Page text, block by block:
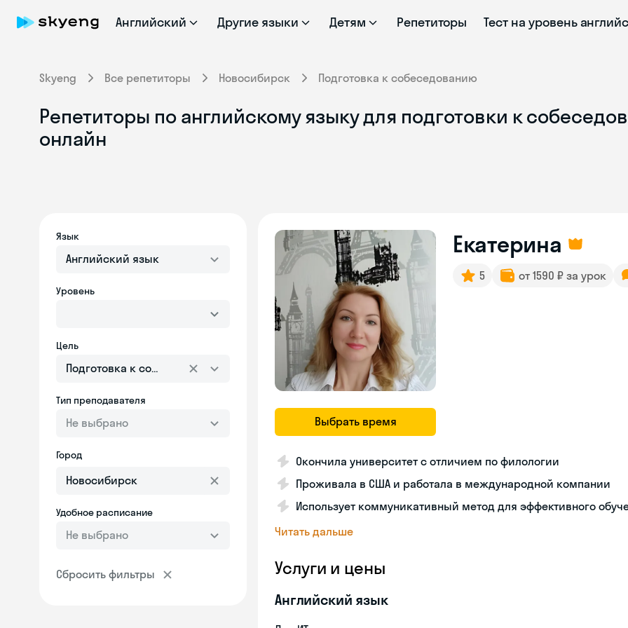
Английский Другие языки Детям Репетиторы Тест на уровень
Skyeng Все репетиторы Новосибирск Подготовка к собеседованию
Репетиторы по английскому языку для подготовки к
онлайн
Язык
Английский язык
Уровень
Цель
Подготовка к собеседованию
Тип преподавателя
Не выбрано
Город
Удобное расписание
Не выбрано
Сбросить фильтры
Выбрать время
Екатерина
5 от 1590 ₽ за урок
Окончила университет с отличием по филологии
Проживала в США и работала в международной компании
Использует коммуникативный метод для эффективного
Читать дальше
Услуги и цены
Английский язык